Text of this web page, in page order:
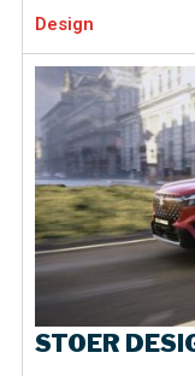
Design
STOER